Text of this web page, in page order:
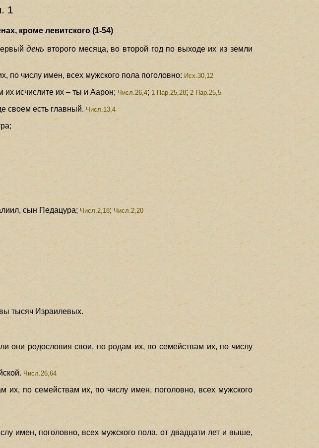
1
кроме левитского (1-54)
деньвторого месяца, во второй год по выходе их из земли
по числу имен, всех мужского пола поголовно: Исх.30,12
исчислите их – ты и Аарон; Числ.26,4;1 Пар.25,28; 2 Пар.25,5
своем есть главный.Числ.13,4
сын Педацура; Числ.2,18; Числ.2,20
тысяч Израилевых.
они родословия свои, по родам их, по семействам их, по числу
Числ.26,64
по семействам их, по числу имен, поголовно, всех мужского
имен, поголовно, всех мужского пола, от двадцати лет и выше,